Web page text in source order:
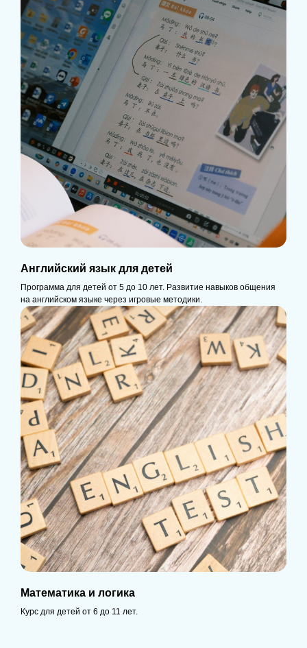
Английский язык для детей
Программа для детей от 5 до 10 лет. Развитие навыков общения
на английском языке через игровые методики.
Математика и логика
Курс для детей от 6 до 11 лет.